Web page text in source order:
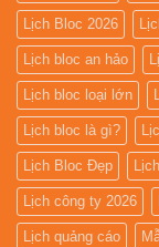
Lịch Bloc 2026
Lịch bloc an hảo
Lịch bloc loại lớn
Lịch bloc là gì?
Lịch Bloc Đẹp
Lịch công ty 2026
Lịch quảng cáo